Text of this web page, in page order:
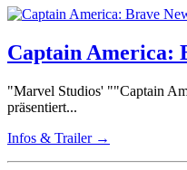
Captain America:
"Marvel Studios' ""Captain
präsentiert...
Infos & Trailer →